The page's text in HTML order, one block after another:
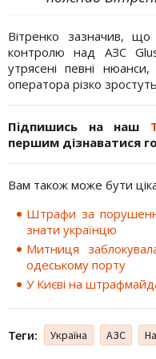
Вітренко зазначив,
контролю над АЗС
утрясені певні
оператора різко
Підпишись на наш
першим дізнаватися
Вам також може бути
Штрафи за
знати українцю
Митниця
одеському порту
У Києві на
Теги: Україна АЗС